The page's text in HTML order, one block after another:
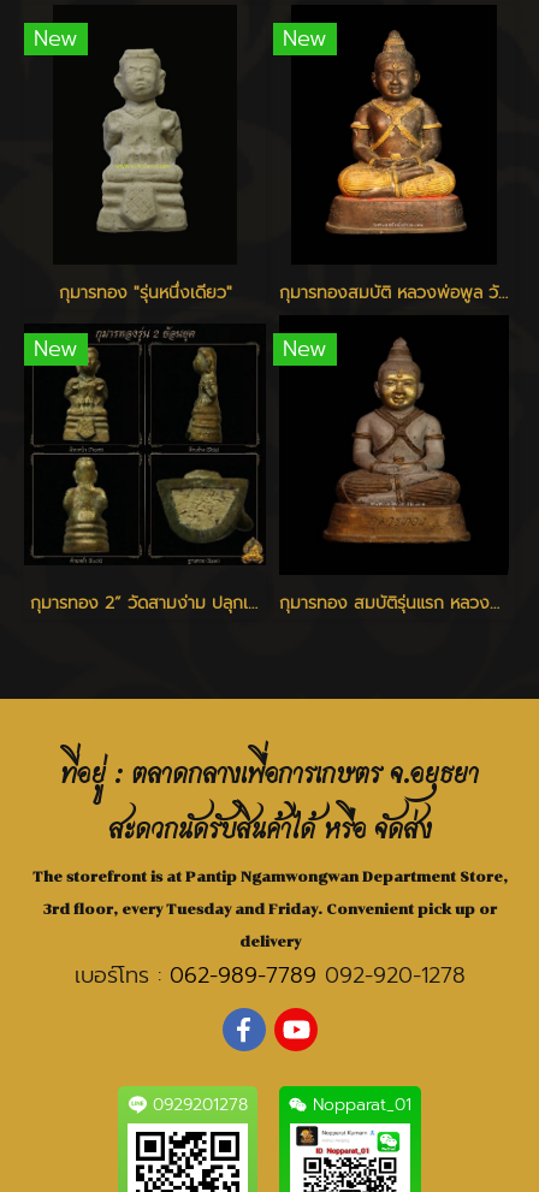
New
กุมารทอง "รุ่นหนึ่งเดียว"
New
กุมารทองสมบัติ หลวงพ่อพูล วัดไผ่ล้อม
New
กุมารทอง 2” วัดสามง่าม ปลุกเสก ๑๑ เมษายน ๒๕๖๗
New
กุมารทอง สมบัติรุ่นแรก หลวงพ่อพูล วัดไผ่ล้อม นครปฐม
ที่อยู่ : ตลาดกลางเพื่อการเกษตร จ.อยุธยา
สะดวกนัดรับสินค้าได้ หรือ จัดส่ง
The storefront is at Pantip Ngamwongwan Department Store,
3rd floor, every Tuesday and Friday. Convenient pick up or
delivery
เบอร์โทร : 062-989-7789 092-920-1278
0929201278 Nopparat_01